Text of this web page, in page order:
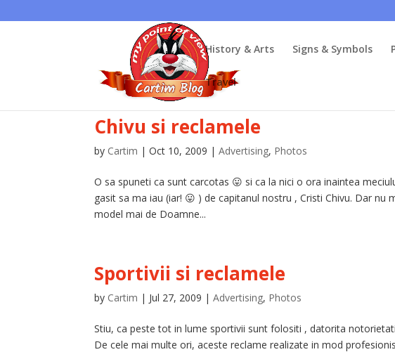
History & Arts Signs & Symbols
Travel
Chivu si reclamele
by Cartim |Oct 10, 2009 |Advertising, Photos
O sa spuneti ca sunt carcotas 😛 si ca la nici o ora inaintea
gasit sa ma iau (iar! 😛 ) de capitanul nostru , Cristi Chivu. Dar
model mai de Doamne...
Sportivii si reclamele
by Cartim | Jul 27, 2009 |Advertising, Photos
Stiu, ca peste tot in lume sportivii sunt folositi , datorita
De cele mai multe ori, aceste reclame realizate in mod